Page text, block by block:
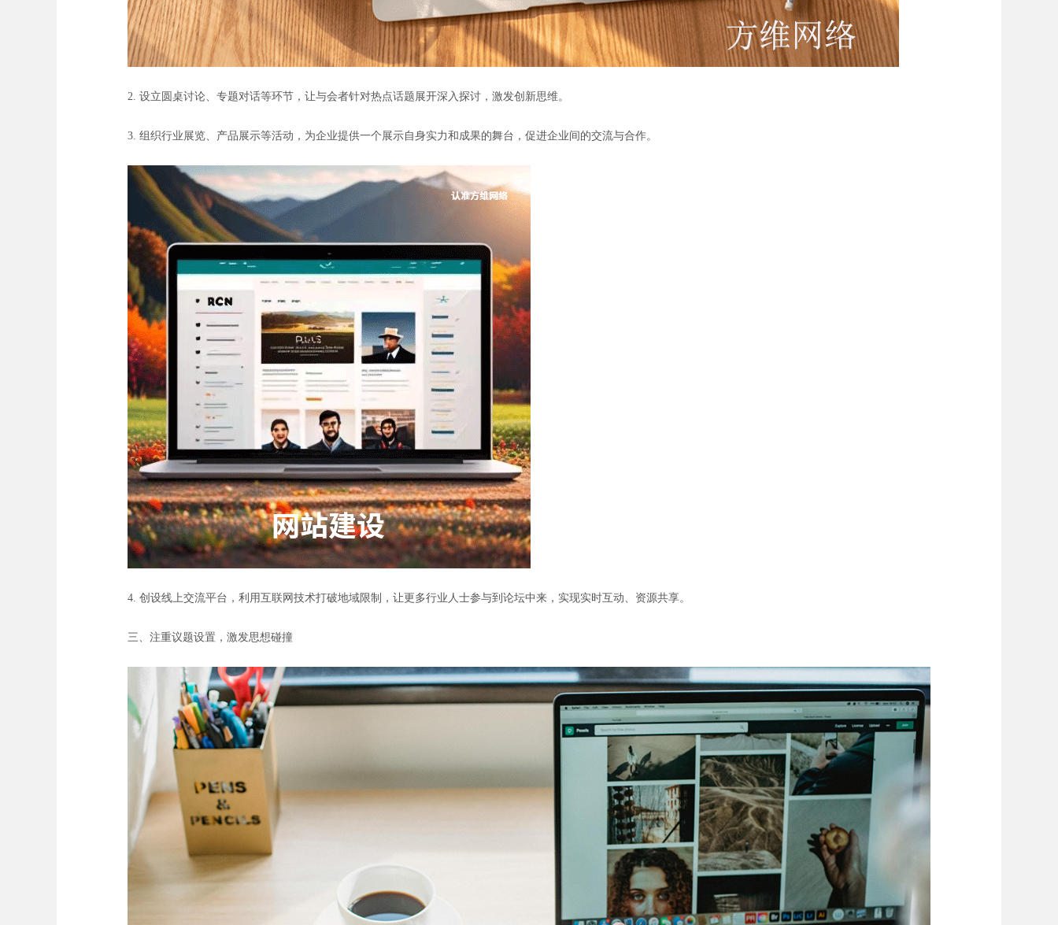
2. 设立圆桌讨论、专题对话等环节，让与会者针对热点话题展开深入探讨，激发创新思维。
3. 组织行业展览、产品展示等活动，为企业提供一个展示自身实力和成果的舞台，促进企业间的交流与合作。
4. 创设线上交流平台，利用互联网技术打破地域限制，让更多行业人士参与到论坛中来，实现实时互动、资源共享。
三、注重议题设置，激发思想碰撞